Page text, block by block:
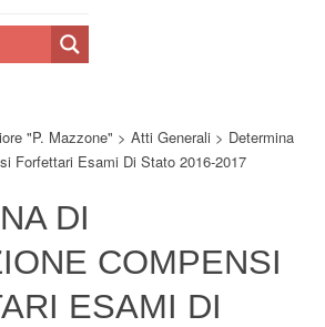
"P. Mazzone" > Atti Generali > Determina
Forfettari Esami Di Stato 2016-2017
DI
COMPENSI
ESAMI DI